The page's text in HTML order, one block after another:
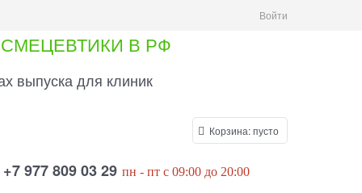
Войти
В РФ
выпуска для клиник
Корзина:пусто
+7 977 809 03 29 пн - пт c 09:00 до 20:00